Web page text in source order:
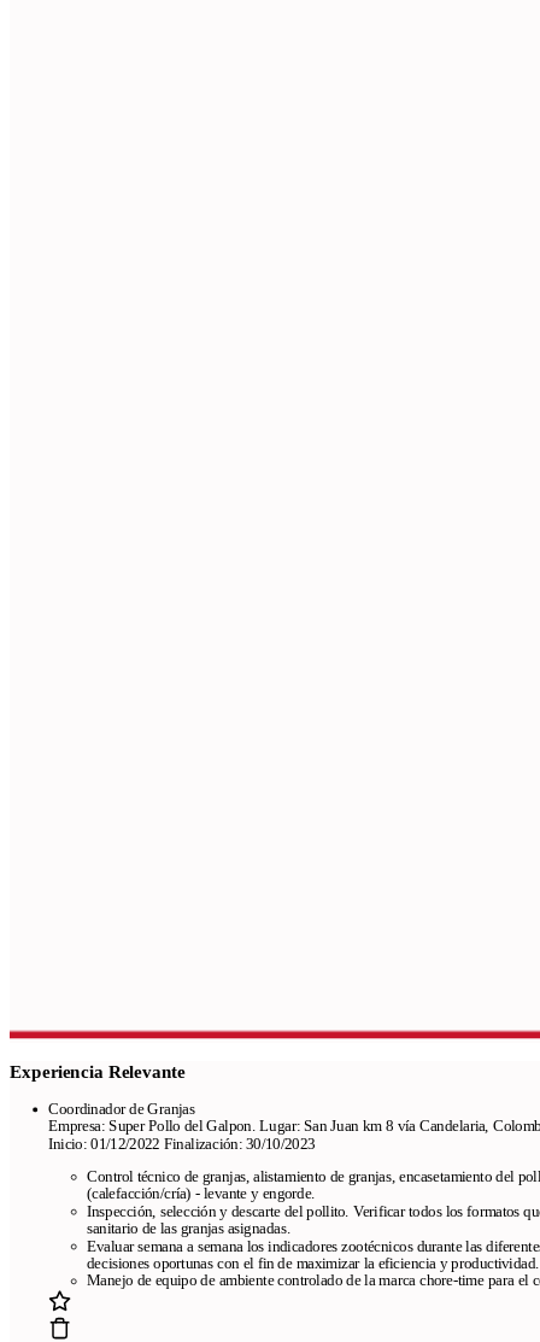
Experiencia Relevante
Coordinador de Granjas
Empresa: Super Pollo del Galpon. Lugar: San Juan km 8 vía Candelaria,
Inicio: 01/12/2022 Finalización: 30/10/2023
Control técnico de granjas, alistamiento de granjas, encasetamiento del
(calefacción/cría) - levante y engorde.
Inspección, selección y descarte del pollito. Verificar todos los formatos
sanitario de las granjas asignadas.
Evaluar semana a semana los indicadores zootécnicos durante las
decisiones oportunas con el fin de maximizar la eficiencia y productividad.
Manejo de equipo de ambiente controlado de la marca chore-time para el